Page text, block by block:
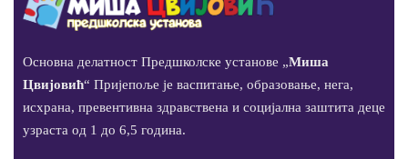
Основна делатност Предшколске установе „Миша
Цвијовић“ Пријепоље је васпитање, образовање, нега,
исхрана, превентивна здравствена и социјална заштита деце
узраста од 1 до 6,5 година.